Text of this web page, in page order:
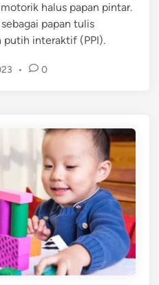
halus papan pintar.
papan tulis
putih interaktif (PPI).
• 0